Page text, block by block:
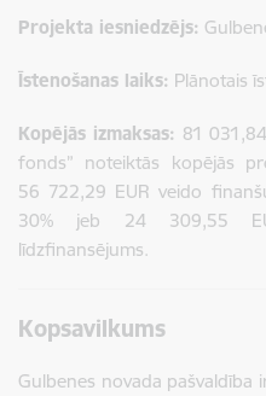
Projekta iesniedzējs:
Īstenošanas laiks: Plānotais
Kopējās izmaksas: 81
fonds” noteiktās kopējās
56 722,29 EUR veido
30% jeb 24 309,55
līdzfinansējums.
Kopsavilkums
Gulbenes novada